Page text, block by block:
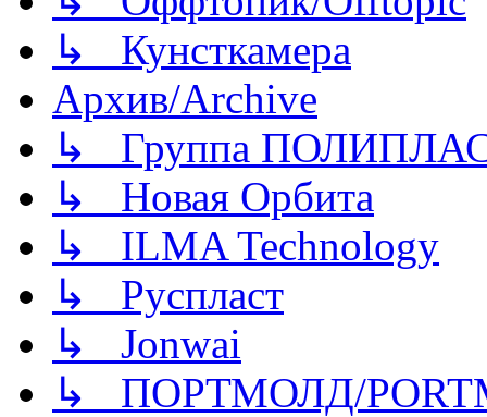
↳ Кунсткамера
Архив/Archive
↳ Группа
↳ Новая Орбита
↳ ILMA Technology
↳ Руспласт
↳ Jonwai
↳ ПОРТМОЛД/